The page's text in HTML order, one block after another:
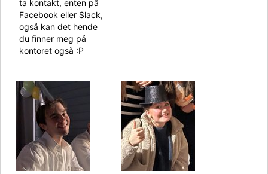
ta kontakt, enten på
Facebook eller Slack,
også kan det hende
du finner meg på
kontoret også :P